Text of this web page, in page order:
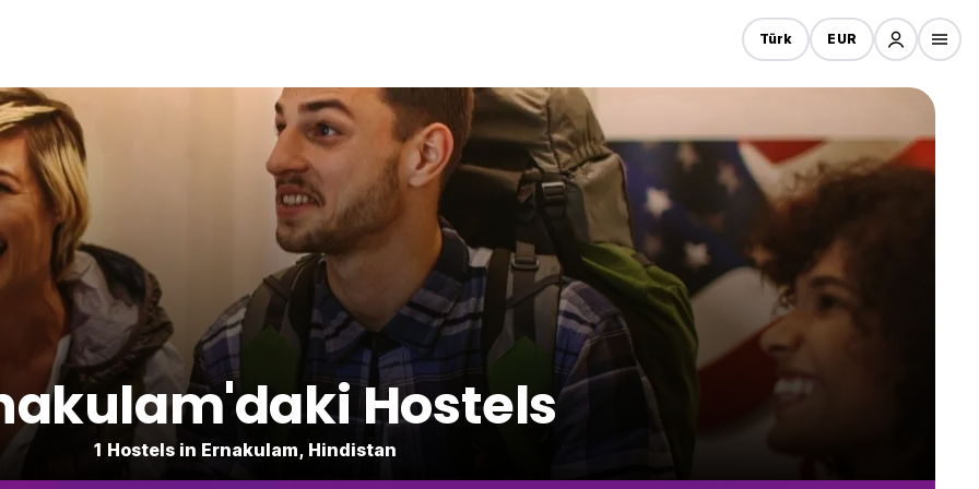
Türk EUR
Hostels
1 Hostels in Ernakulam, Hindistan